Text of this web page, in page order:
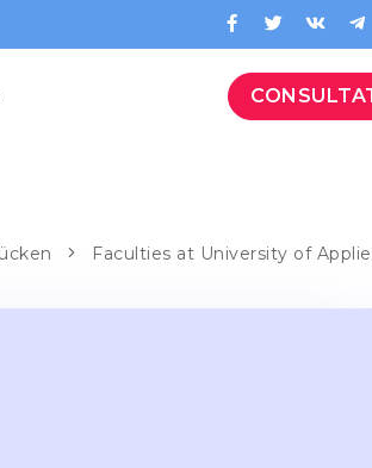
Faculties at University of